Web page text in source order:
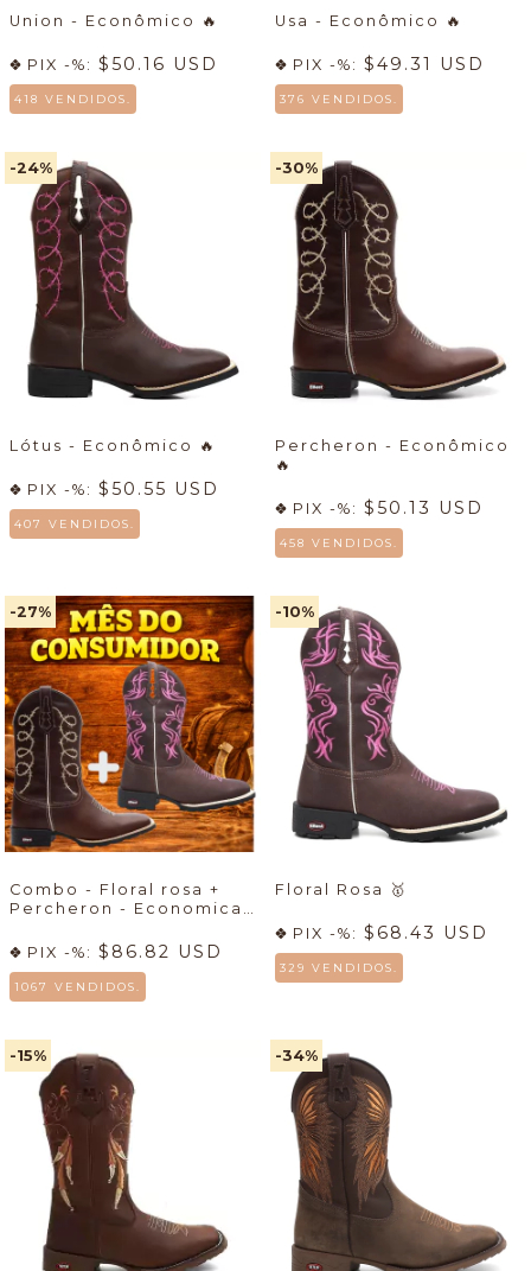
Union - Econômico 🔥
PIX -%: $50.16 USD
418 VENDIDOS.
Usa - Econômico 🔥
PIX -%: $49.31 USD
376 VENDIDOS.
-24%
Lótus - Econômico 🔥
PIX -%: $50.55 USD
407 VENDIDOS.
-30%
Percheron - Econômico
🔥
PIX -%: $50.13 USD
458 VENDIDOS.
-27%
Combo - Floral rosa +
Percheron - Economicas
PIX -%: $86.82 USD
1067 VENDIDOS.
-10%
Floral Rosa 🥇
PIX -%: $68.43 USD
329 VENDIDOS.
-15% -34%